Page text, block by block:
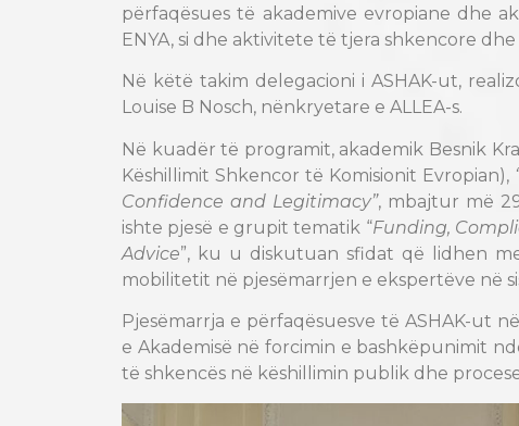
përfaqësues të akademive evropiane dhe
ENYA, si dhe aktivitete të tjera shkencore
Në këtë takim delegacioni i ASHAK-ut,
Louise B Nosch, nënkryetare e ALLEA-s.
Në kuadër të programit, akademik Besnik
Këshillimit Shkencor të Komisionit Evropian),
Confidence and Legitimacy”, mbajtur më
ishte pjesë e grupit tematik “Funding,
Advice”, ku u diskutuan sfidat që lidhen
mobilitetit në pjesëmarrjen e ekspertëve në
Pjesëmarrja e përfaqësuesve të ASHAK-ut
e Akademisë në forcimin e bashkëpunimit
të shkencës në këshillimin publik dhe